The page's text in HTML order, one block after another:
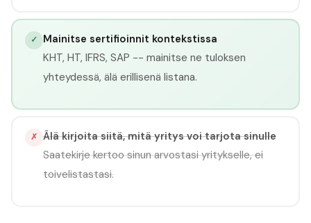
✓ Mainitse sertifioinnit kontekstissa
KHT, HT, IFRS, SAP -- mainitse ne tuloksen
yhteydessä, älä erillisenä listana.
✗ Älä kirjoita siitä, mitä yritys voi tarjota sinulle
Saatekirje kertoo sinun arvostasi yritykselle, ei
toivelistastasi.